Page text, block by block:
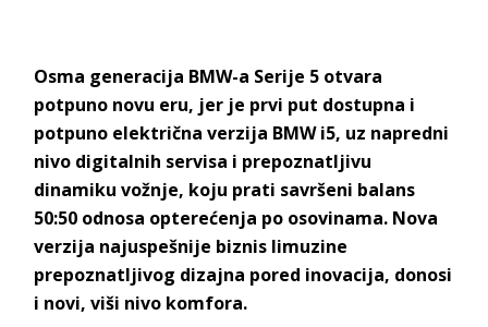
Osma generacija BMW-a Serije 5 otvara
potpuno novu eru, jer je prvi put dostupna i
potpuno električna verzija BMW i5, uz napredni
nivo digitalnih servisa i prepoznatljivu
dinamiku vožnje, koju prati savršeni balans
50:50 odnosa opterećenja po osovinama. Nova
verzija najuspešnije biznis limuzine
prepoznatljivog dizajna pored inovacija, donosi
i novi, viši nivo komfora.